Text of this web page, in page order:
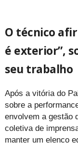
O técnico
é exterior”,
seu trabalho
Após a vitória do
sobre a
envolvem a gestão
coletiva de
manter um elenco